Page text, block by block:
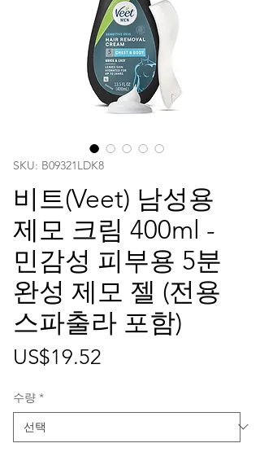
SKU: B09321LDK8
비트(Veet) 남성용
제모 크림 400ml -
민감성 피부용 5분
완성 제모 젤 (전용
스파출라 포함)
US$19.52
수량 *